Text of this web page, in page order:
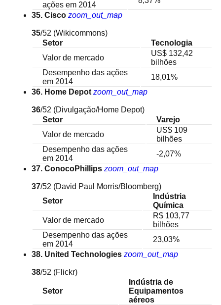
ações em 2014
35. Cisco zoom_out_map
35/52 (Wikicommons)
Setor
Tecnologia
Valor de mercado
US$ 132,42
bilhões
Desempenho das ações
em 2014
18,01%
36. Home Depot zoom_out_map
36/52 (Divulgação/Home Depot)
Setor
Varejo
Valor de mercado
US$ 109
bilhões
Desempenho das ações
em 2014
-2,07%
37. ConocoPhillips zoom_out_map
37/52 (David Paul Morris/Bloomberg)
Setor
Indústria
Química
Valor de mercado
R$ 103,77
bilhões
Desempenho das ações
em 2014
23,03%
38. United Technologies zoom_out_map
38/52 (Flickr)
Setor
Indústria de
Equipamentos
aéreos